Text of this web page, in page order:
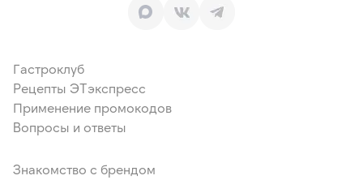
Гастроклуб
Рецепты ЭТэкспресс
Применение промокодов
Вопросы и ответы
Знакомство с брендом